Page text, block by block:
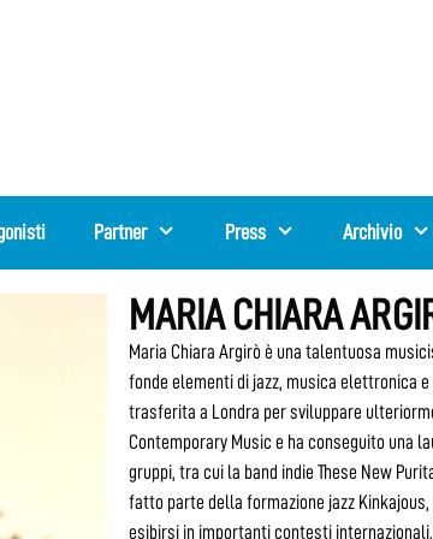
Partner Press Archivio
MARIA CHIARA
Maria Chiara Argirò è una talentuosa
fonde elementi di jazz, musica elettronica
trasferita a Londra per sviluppare
Contemporary Music e ha conseguito una
gruppi, tra cui la band indie These New
fatto parte della formazione jazz
esibirsi in importanti contesti